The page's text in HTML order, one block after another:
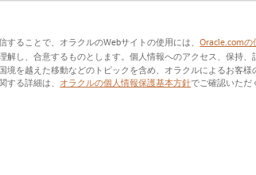
することで、オラクルのWebサイトの使用には、Oracle.comの
解し、合意するものとします。個人情報へのアクセス、保持、
境を越えた移動などのトピックを含め、オラクルによるお客様
する詳細は、 オラクルの個人情報保護基本方針でご確認いただ